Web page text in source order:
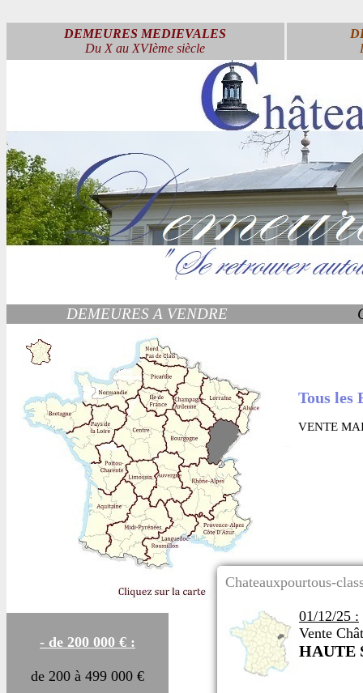
DEMEURES MEDIEVALES
Du X au XVIème siècle
DEMEURES A VENDRE
- de 200 000 € :
de 200 à 499 000 €
Tous les
VENTE
Chateauxpourtous-
01/12/25 :
Vente
HAUTE